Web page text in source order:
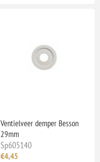
Ventielveer demper Besson
29mm
Sp605140
€4,45